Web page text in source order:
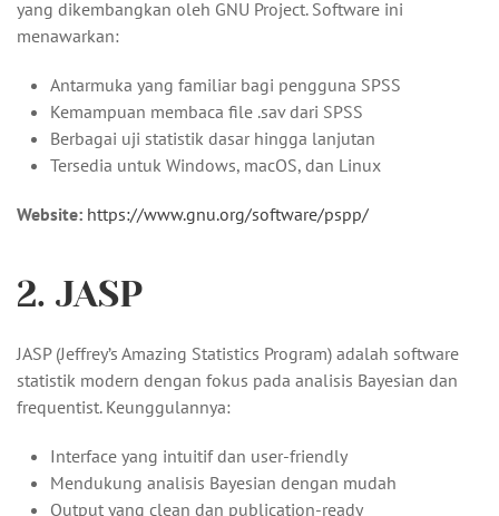
yang dikembangkan oleh GNU Project. Software ini
menawarkan:
Antarmuka yang familiar bagi pengguna SPSS
Kemampuan membaca file .sav dari SPSS
Berbagai uji statistik dasar hingga lanjutan
Tersedia untuk Windows, macOS, dan Linux
Website: https://www.gnu.org/software/pspp/
2. JASP
JASP (Jeffrey’s Amazing Statistics Program) adalah software
statistik modern dengan fokus pada analisis Bayesian dan
frequentist. Keunggulannya:
Interface yang intuitif dan user-friendly
Mendukung analisis Bayesian dengan mudah
Output yang clean dan publication-ready